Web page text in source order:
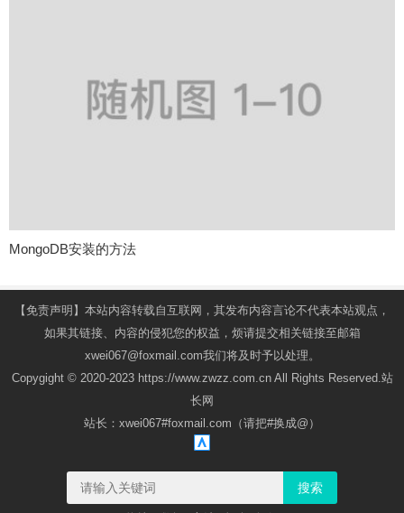
MongoDB安装的方法
【免责声明】本站内容转载自互联网，其发布内容言论不代表本站观点，
如果其链接、内容的侵犯您的权益，烦请提交相关链接至邮箱
xwei067@foxmail.com我们将及时予以处理。
Copygight © 2020-2023 https://www.zwzz.com.cn All Rights Reserved.站
长网
站长：xwei067#foxmail.com（请把#换成@）
搜索